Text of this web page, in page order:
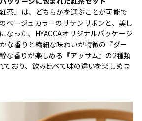
茶』は、どちらかを選ぶことが可能で
ベージュカラーのサテンリボンと、美し
なった、HYACCAオリジナルパッケージ
な香りと繊細な味わいが特徴の『ダー
な香りが楽しめる『アッサム』の2種類
おり、飲み比べて味の違いを楽しめま